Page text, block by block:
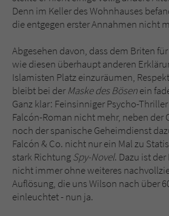
Denn im Keller des Wohnhauses
die entgegen erster Annahmen nicht
Abgesehen davon, dass dem Briten
wie diesen überhaupt anderen
Islamisten Platz einzuräumen,
bleibt bei derMaske des Bösenein
Ganz klar: Feinsinniger Psycho-
Falcón-Roman nicht mehr, neben der
noch der spanische Geheimdienst
Falcón & Co. nicht nur ein Mal zu
stark RichtungSpy-Novel. Dazu ist
nicht immer ohne weiteres
Auflösung, die uns Wilson nach über
einleuchtet - nun ja.